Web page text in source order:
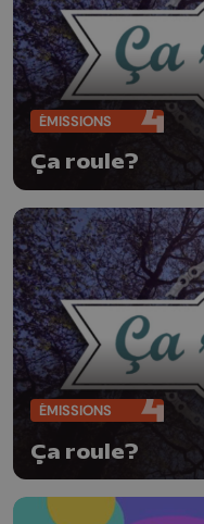
ÉMISSIONS
Ça roule?
ÉMISSIONS
Ça roule?